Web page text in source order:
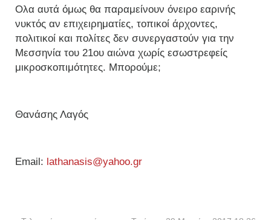
Ολα αυτά όμως θα παραμείνουν όνειρο εαρινής
νυκτός αν επιχειρηματίες, τοπικοί άρχοντες,
πολιτικοί και πολίτες δεν συνεργαστούν για την
Μεσσηνία του 21ου αιώνα χωρίς εσωστρεφείς
μικροσκοπιμότητες. Μπορούμε;
Θανάσης Λαγός
Εmail: lathanasis@yahoo.gr